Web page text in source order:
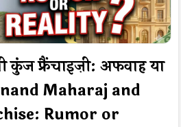
कुंज फ्रैंचाइज़ी: अफवाह या
Maharaj and
Rumor or